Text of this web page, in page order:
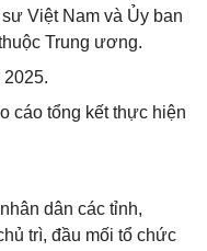
Việt Nam và Ủy ban
Trung ương.
2025.
cáo tổng kết thực hiện
dân các tỉnh,
trì, đầu mối tổ chức